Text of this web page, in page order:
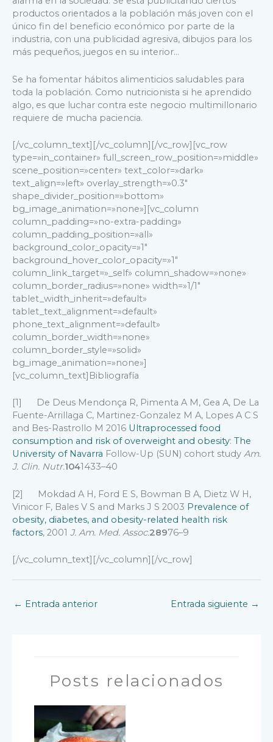
productos orientados a la población más joven con el
único fin del beneficio económico por parte de la
industria, con una publicidad agresiva, dibujos para los
más pequeños, juegos en su interior…
Se ha fomentar hábitos alimenticios saludables para
toda la población. Como nutricionista si he aprendido
algo, es que luchar contra este negocio multimillonario
requiere de mucha paciencia.
[/vc_column_text][/vc_column][/vc_row][vc_row
type=»in_container» full_screen_row_position=»middle»
scene_position=»center» text_color=»dark»
text_align=»left» overlay_strength=»0.3″
shape_divider_position=»bottom»
bg_image_animation=»none»][vc_column
column_padding=»no-extra-padding»
column_padding_position=»all»
background_color_opacity=»1″
background_hover_color_opacity=»1″
column_link_target=»_self» column_shadow=»none»
column_border_radius=»none» width=»1/1″
tablet_width_inherit=»default»
tablet_text_alignment=»default»
phone_text_alignment=»default»
column_border_width=»none»
column_border_style=»solid»
bg_image_animation=»none»]
[vc_column_text]Bibliografía
[1] De Deus Mendonça R, Pimenta A M, Gea A, De La
Fuente-Arrillaga C, Martinez-Gonzalez M A, Lopes A C S
and Bes-Rastrollo M 2016 Ultraprocessed food
consumption and risk of overweight and obesity: The
University of Navarra Follow-Up (SUN) cohort study Am.
J. Clin. Nutr.1041433–40
[2] Mokdad A H, Ford E S, Bowman B A, Dietz W H,
Vinicor F, Bales V S and Marks J S 2003 Prevalence of
obesity, diabetes, and obesity-related health risk
factors, 2001 J. Am. Med. Assoc.28976–9
[/vc_column_text][/vc_column][/vc_row]
← Entrada anterior Entrada siguiente →
Posts relacionados